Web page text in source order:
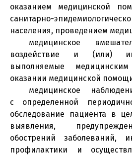
оказанием медицинской
санитарно-
населения, проведением
медицинское
воздействие и (или)
выполняемые
оказании медицинской
медицинское
с определенной
обследование пациента в
выявления,
обострений заболеваний,
профилактики и